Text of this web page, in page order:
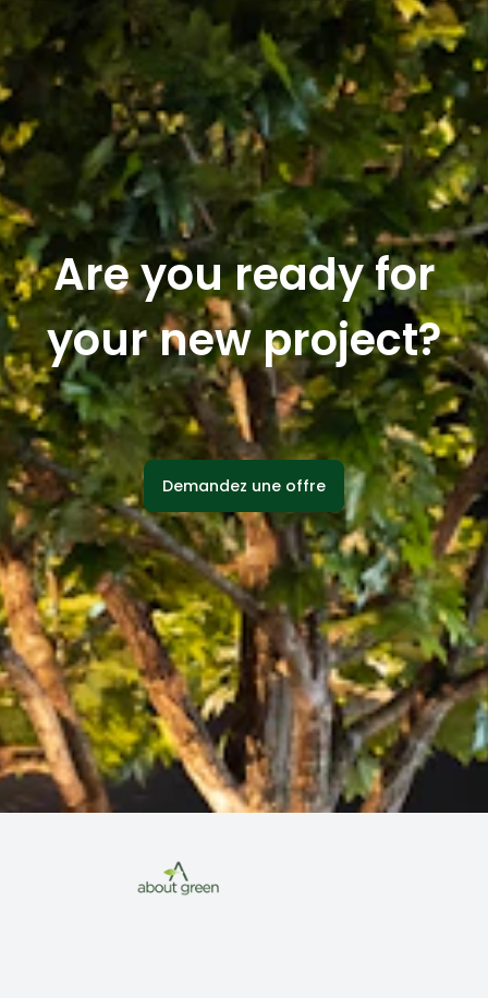
Are you ready for
your new project?
Demandez une offre